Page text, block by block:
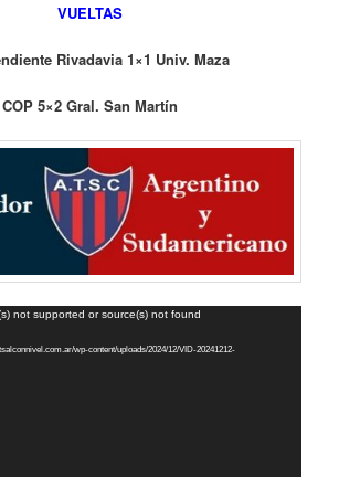
VUELTAS
Rivadavia 1×1 Univ. Maza
COP 5×2 Gral. San Martín
not supported or source(s) not found
wp-content/uploads/2024/12/VID-20241212-